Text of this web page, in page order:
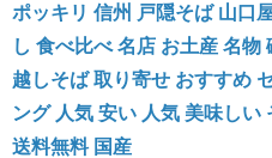
ポッキリ 信州 戸隠そば 山口
し 食べ比べ 名店 お土産 名物
越しそば 取り寄せ おすすめ
ング 人気 安い 人気 美味しい
送料無料 国産